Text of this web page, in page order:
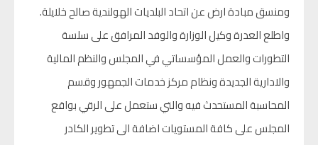
ومنسق مبادة ارض عن اتحاد البلديات الهولندية صالح خلايلة.
واطلع العدرة وكيل الوزارة والوفد المرافق على سلسة
التطورات والعمل المؤسساتي في المجلس والنظم المالية
والادارية الجديدة ونظام مركز خدمات الجمهور وقسم
المحاسبة المستحدث فيه والتي ستعمل على الرقي بواقع
المجلس على كافة المستويات اضافة الى تطوير الكادر